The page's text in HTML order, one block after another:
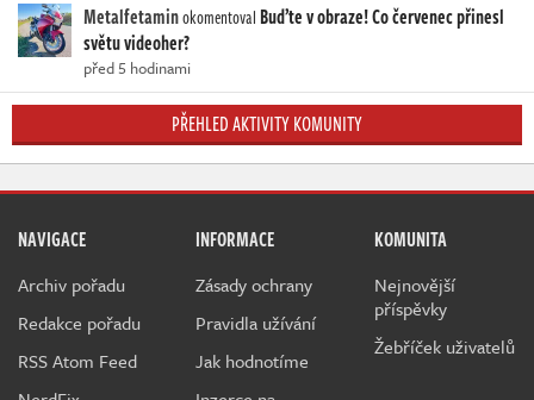
Metalfetaminokomentoval Buďte v obraze! Co červenec přinesl
světu videoher?
před 5 hodinami
PŘEHLED AKTIVITY KOMUNITY
NAVIGACE
Archiv pořadu
Redakce pořadu
RSS Atom Feed
INFORMACE
Zásady ochrany
Pravidla užívání
Jak hodnotíme
KOMUNITA
Nejnovější
příspěvky
Žebříček uživatelů